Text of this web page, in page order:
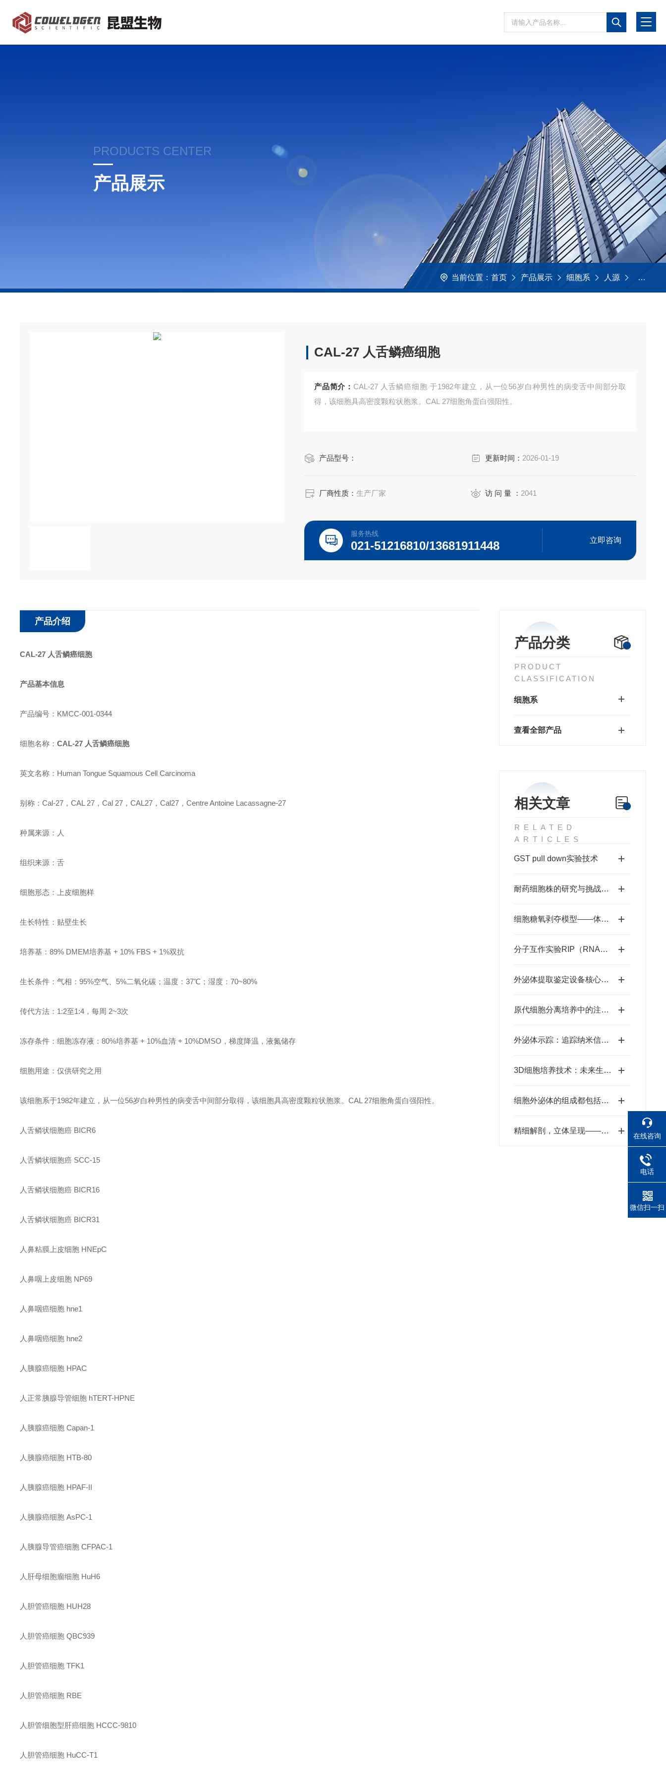
PRODUCTS CENTER
产品展示
当前位置： 首页 产品展示 细胞系 人源 CAL-27
CAL-27 人舌鳞癌细胞
产品简介： CAL-27 人舌鳞癌细胞 于1982年建立，从一位56岁白种男性的病变舌中间部分取
得，该细胞具高密度颗粒状胞浆。CAL 27细胞角蛋白强阳性。
产品型号： 更新时间： 2026-01-19
厂商性质：生产厂家 访 问 量 ： 2041
服务热线
021-51216810/13681911448 立即咨询
产品分类
PRODUCT
CLASSIFICATION
细胞系
查看全部产品
相关文章
RELATED
ARTICLES
GST pull down实验技术
耐药细胞株的研究与挑战：癌症治疗路上的障碍
细胞糖氧剥夺模型——体外模拟脑缺血再灌注损伤的原理与应用
分子互作实验RIP（RNA免疫沉淀）
外泌体提取鉴定设备核心优势与应用场景深度探索
原代细胞分离培养中的注意事项
外泌体示踪：追踪纳米信使的体内外命运
3D细胞培养技术：未来生物医学研究的新前沿
细胞外泌体的组成都包括什么？
精细解剖，立体呈现——小动物CT扫描
产品介绍
CAL-27 人舌鳞癌细胞
产品基本信息
产品编号：KMCC-001-0344
细胞名称： CAL-27 人舌鳞癌细胞
英文名称：Human Tongue Squamous Cell Carcinoma
别称：Cal-27，CAL 27，Cal 27，CAL27，Cal27，Centre Antoine Lacassagne-27
种属来源：人
组织来源：舌
细胞形态：上皮细胞样
生长特性：贴壁生长
培养基：89% DMEM培养基 + 10% FBS + 1%双抗
生长条件：气相：95%空气、5%二氧化碳；温度：37℃；湿度：70~80%
传代方法：1:2至1:4，每周 2~3次
冻存条件：细胞冻存液：80%培养基 + 10%血清 + 10%DMSO，梯度降温，液氮储存
细胞用途：仅供研究之用
该细胞系于1982年建立，从一位56岁白种男性的病变舌中间部分取得，该细胞具高密度颗粒状胞浆。CAL 27细胞角蛋白强阳性。
人舌鳞状细胞癌 BICR6
人舌鳞状细胞癌 SCC-15
人舌鳞状细胞癌 BICR16
人舌鳞状细胞癌 BICR31
人鼻粘膜上皮细胞 HNEpC
人鼻咽上皮细胞 NP69
人鼻咽癌细胞 hne1
人鼻咽癌细胞 hne2
人胰腺癌细胞 HPAC
人正常胰腺导管细胞 hTERT-HPNE
人胰腺癌细胞 Capan-1
人胰腺癌细胞 HTB-80
人胰腺癌细胞 HPAF-II
人胰腺癌细胞 AsPC-1
人胰腺导管癌细胞 CFPAC-1
人肝母细胞瘤细胞 HuH6
人胆管癌细胞 HUH28
人胆管癌细胞 QBC939
人胆管癌细胞 TFK1
人胆管癌细胞 RBE
人胆管细胞型肝癌细胞 HCCC-9810
人胆管癌细胞 HuCC-T1
在线咨询
电话
微信扫一扫